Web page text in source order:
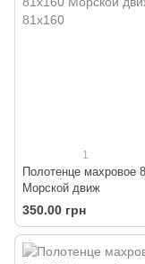
1
Полотенце махровое
Морской движ
350.00 грн